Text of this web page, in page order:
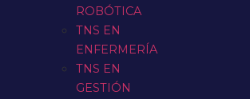
ROBÓTICA
TNS EN
ENFERMERÍA
TNS EN
GESTIÓN